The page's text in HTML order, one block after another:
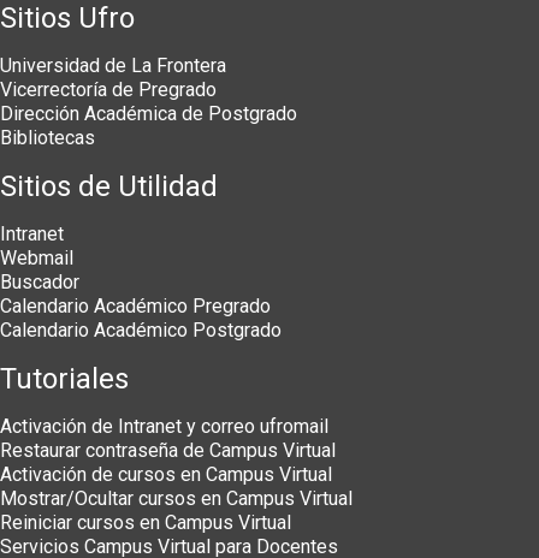
Sitios Ufro
Universidad de La Frontera
Vicerrectoría de Pregrado
Dirección Académica de Postgrado
Bibliotecas
Sitios de Utilidad
Intranet
Webmail
Buscador
Calendario Académico Pregrado
Calendario Académico Postgrado
Tutoriales
Activación de Intranet y correo ufromail
Restaurar contraseña de Campus Virtual
Activación de cursos en Campus Virtual
Mostrar/Ocultar cursos en Campus Virtual
Reiniciar cursos en Campus Virtual
Servicios Campus Virtual para Docentes